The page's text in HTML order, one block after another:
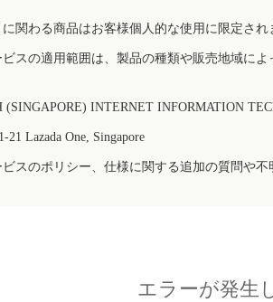
関わる商品はお客様個人的な使用に限定され
スの適用範囲は、製品の種類や販売地域に
INTERNET INFORMATION
21 Lazada One, Singapore
スのポリシー、仕様に関する追加の質問や
エラーが発生